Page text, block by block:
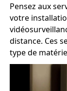
Pensez aux
votre
distance. Ces
type de